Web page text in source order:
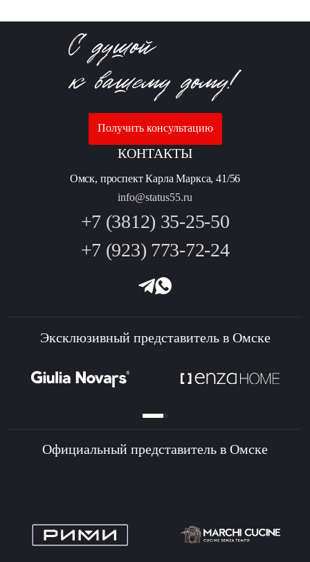
Получить консультацию
КОНТАКТЫ
Омск, проспект Карла Маркса, 41/56
info@status55.ru
+7 (3812) 35-25-50
+7 (923) 773-72-24
Эксклюзивный представитель в Омске
Официальный представитель в Омске